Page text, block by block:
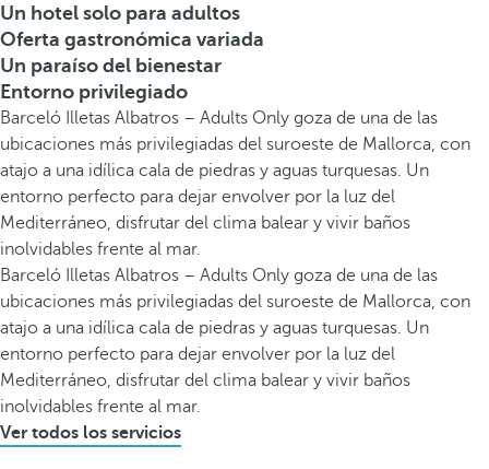
Un hotel solo para adultos
Oferta gastronómica variada
Un paraíso del bienestar
Entorno privilegiado
Barceló Illetas Albatros – Adults Only goza de una de las
ubicaciones más privilegiadas del suroeste de Mallorca, con
atajo a una idílica cala de piedras y aguas turquesas. Un
entorno perfecto para dejar envolver por la luz del
Mediterráneo, disfrutar del clima balear y vivir baños
inolvidables frente al mar.
Barceló Illetas Albatros – Adults Only goza de una de las
ubicaciones más privilegiadas del suroeste de Mallorca, con
atajo a una idílica cala de piedras y aguas turquesas. Un
entorno perfecto para dejar envolver por la luz del
Mediterráneo, disfrutar del clima balear y vivir baños
inolvidables frente al mar.
Ver todos los servicios